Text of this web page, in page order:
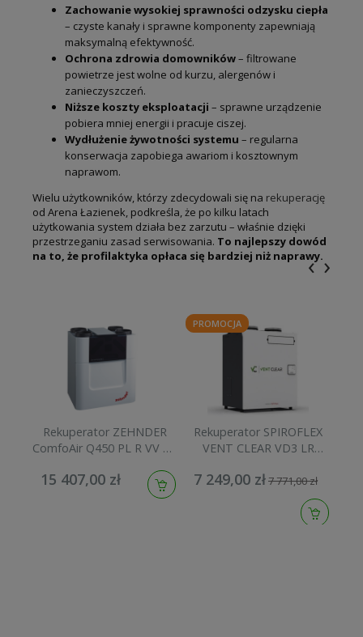
Zachowanie wysokiej sprawności odzysku ciepła
– czyste kanały i sprawne komponenty zapewniają
maksymalną efektywność.
Ochrona zdrowia domowników– filtrowane
powietrze jest wolne od kurzu, alergenów i
zanieczyszczeń.
Niższe koszty eksploatacji – sprawne urządzenie
pobiera mniej energii i pracuje ciszej.
Wydłużenie żywotności systemu – regularna
konserwacja zapobiega awariom i kosztownym
naprawom.
Wielu użytkowników, którzy zdecydowali się na rekuperację
od Arena Łazienek, podkreśla, że po kilku latach
użytkowania system działa bez zarzutu – właśnie dzięki
przestrzeganiu zasad serwisowania. To najlepszy dowód
na to, że profilaktyka opłaca się bardziej niż naprawy.
Rekuperator ZEHNDER
ComfoAir Q450 PL R VV ST
15 407,00 zł
Rekuperator SPIROFLEX
VENT CLEAR VD3 LR
RVD3LRC
7 249,00 zł7 771,00 zł
PROMOCJA
‹ ›